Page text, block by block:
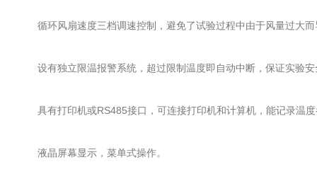
循环风扇速度三档调速控制，避免了试验过程中由于风量过大而
设有独立限温报警系统，超过限制温度即自动中断，保证实验安
具有打印机或RS485接口，可连接打印机和计算机，能记录温度
液晶屏幕显示，菜单式操作。